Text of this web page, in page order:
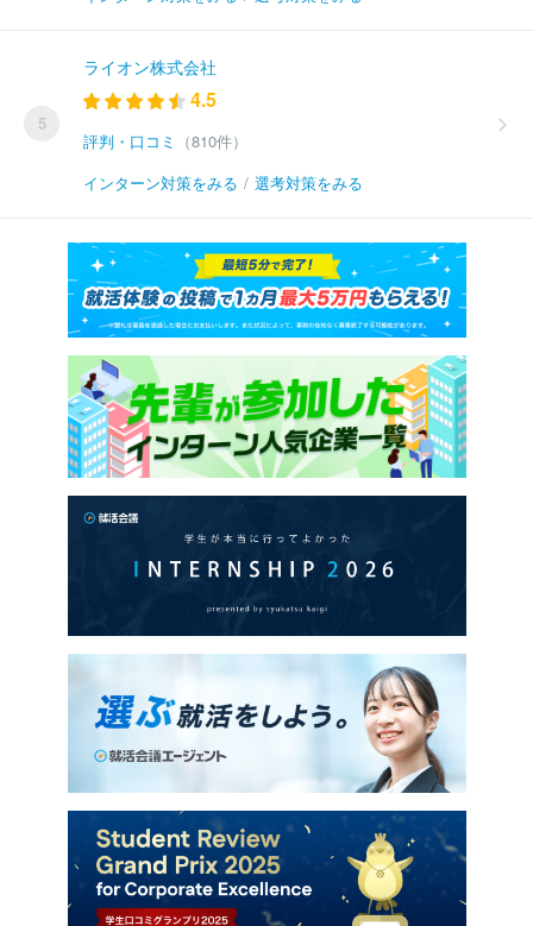
5
ライオン株式会社
4.5
評判・口コミ
（810件）
インターン対策をみる / 選考対策をみる